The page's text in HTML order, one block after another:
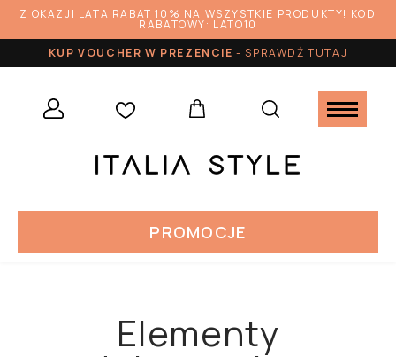
Z OKAZJI LATA RABAT 10% NA WSZYSTKIE PRODUKTY! KOD
RABATOWY: LATO10
KUP VOUCHER W PREZENCIE-SPRAWDŹ TUTAJ
PROMOCJE
Elementy